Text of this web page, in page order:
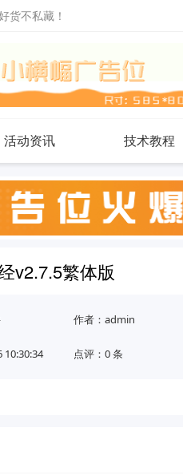
货不私藏！
活动资讯 技术教程
v2.7.5繁体版
作者：admin
10:30:34 点评：0 条